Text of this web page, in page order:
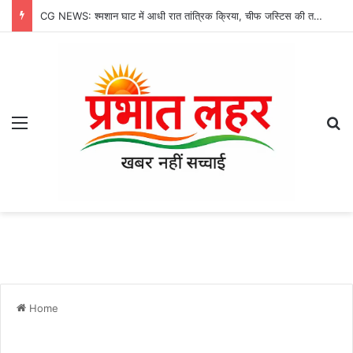
CG NEWS: श्मशान घाट में आधी रात तांत्रिक क्रिया, चीफ जस्टिस की तस्वीर मिलने से मचा हड़कंप
Menu
Home